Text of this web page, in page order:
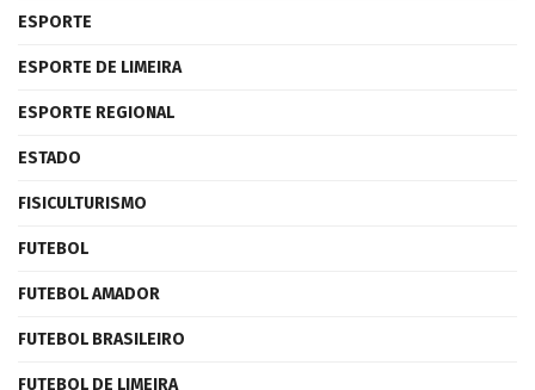
ESPORTE
ESPORTE DE LIMEIRA
ESPORTE REGIONAL
ESTADO
FISICULTURISMO
FUTEBOL
FUTEBOL AMADOR
FUTEBOL BRASILEIRO
FUTEBOL DE LIMEIRA